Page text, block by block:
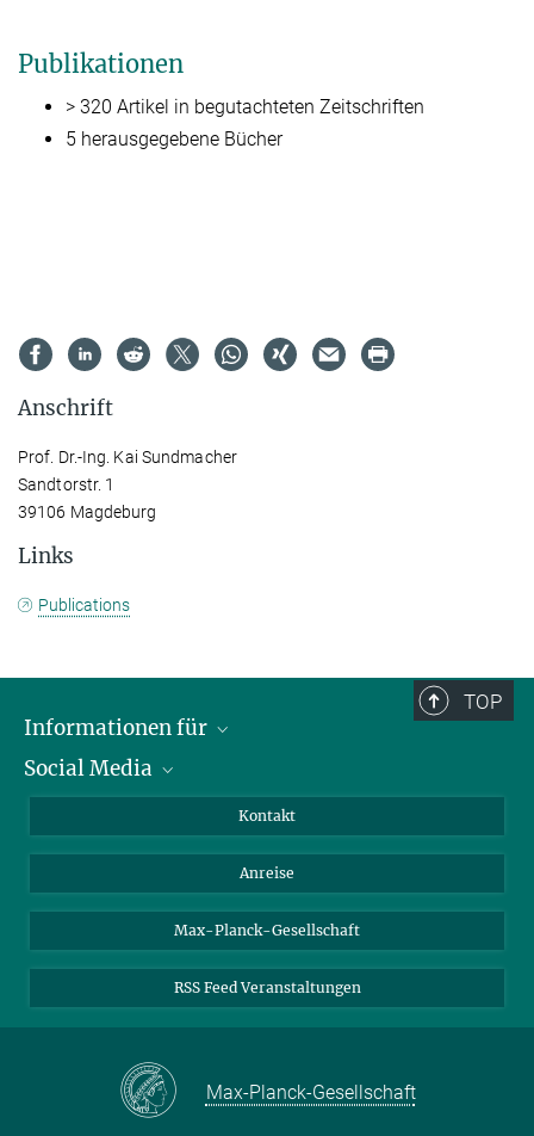
Publikationen
> 320 Artikel in begutachteten Zeitschriften
5 herausgegebene Bücher
Anschrift
Prof. Dr.-Ing. Kai Sundmacher
Sandtorstr. 1
39106 Magdeburg
Links
Publications
TOP
Informationen für
Wissenschaftlerinnen und Wissenschaftler
Bewerberinnen und Bewerber
Medienvertreter
Schülerinnen und Schüler
Social Media
YouTube
Mastodon
Kontakt
Anreise
Max-Planck-Gesellschaft
RSS Feed Veranstaltungen
Max-Planck-Gesellschaft